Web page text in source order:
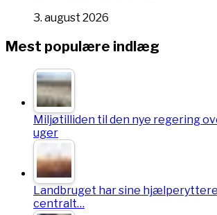
3. august 2026
Mest populære indlæg
Miljøtilliden til den nye regering
uger
Landbruget har sine
centralt…